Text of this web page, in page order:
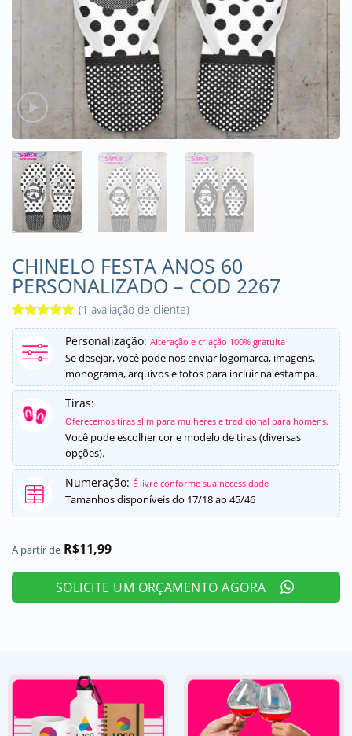
CHINELO FESTA ANOS 60
PERSONALIZADO – COD 2267
Avaliado
como
de
5, com
baseado em
1
avaliação
de cliente
(1 avaliação de cliente)
Personalização: Alteração e criação 100% gratuita
Se desejar, você pode nos enviar logomarca, imagens,
monograma, arquivos e fotos para incluir na estampa.
Tiras:
Oferecemos tiras slim para mulheres e tradicional para homens.
Você pode escolher cor e modelo de tiras (diversas
opções).
Numeração: É livre conforme sua necessidade
Tamanhos disponíveis do 17/18 ao 45/46
A partir de R$11,99
SOLICITE UM ORÇAMENTO AGORA